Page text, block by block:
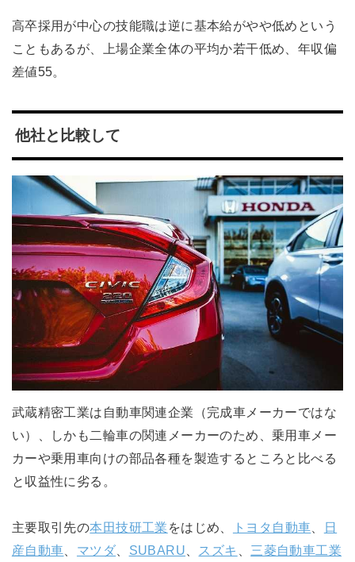
高卒採用が中心の技能職は逆に基本給がやや低めという
こともあるが、上場企業全体の平均か若干低め、年収偏
差値55。
他社と比較して
武蔵精密工業は自動車関連企業（完成車メーカーではな
い）、しかも二輪車の関連メーカーのため、乗用車メー
カーや乗用車向けの部品各種を製造するところと比べる
と収益性に劣る。
主要取引先の本田技研工業 をはじめ、 トヨタ自動車
日
産自動車
マツダ SUBARU スズキ
三菱自動車工業